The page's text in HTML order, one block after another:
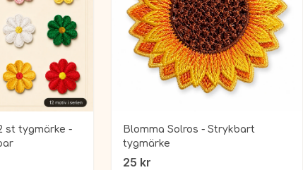
st tygmärke -
Blomma Solros - Strykbart
tygmärke
25 kr